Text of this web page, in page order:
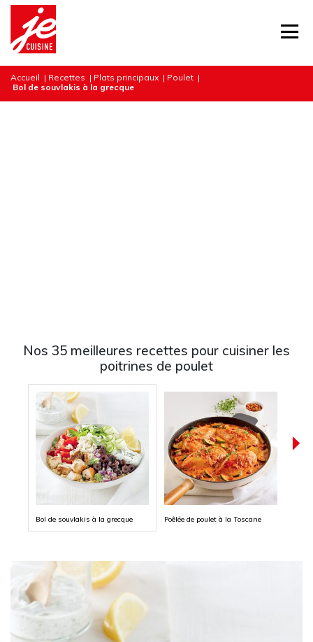
Accueil | Recettes | Plats principaux | Poulet |
Bol de souvlakis à la grecque
Nos 35 meilleures recettes pour cuisiner les
poitrines de poulet
Bol de souvlakis à la grecque Poêlée de poulet à la Toscane